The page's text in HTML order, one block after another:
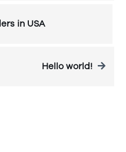
in USA
Hello world!